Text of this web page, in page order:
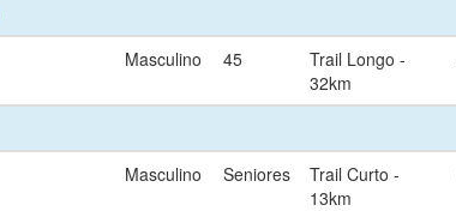
Masculino 45
Trail Longo -
32km
Masculino Seniores
Trail Curto -
13km